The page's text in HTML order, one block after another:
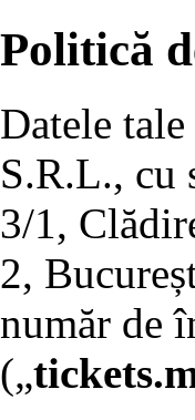
Politică
Datele
S.R.L., cu
3/1,
2,
număr de
(„